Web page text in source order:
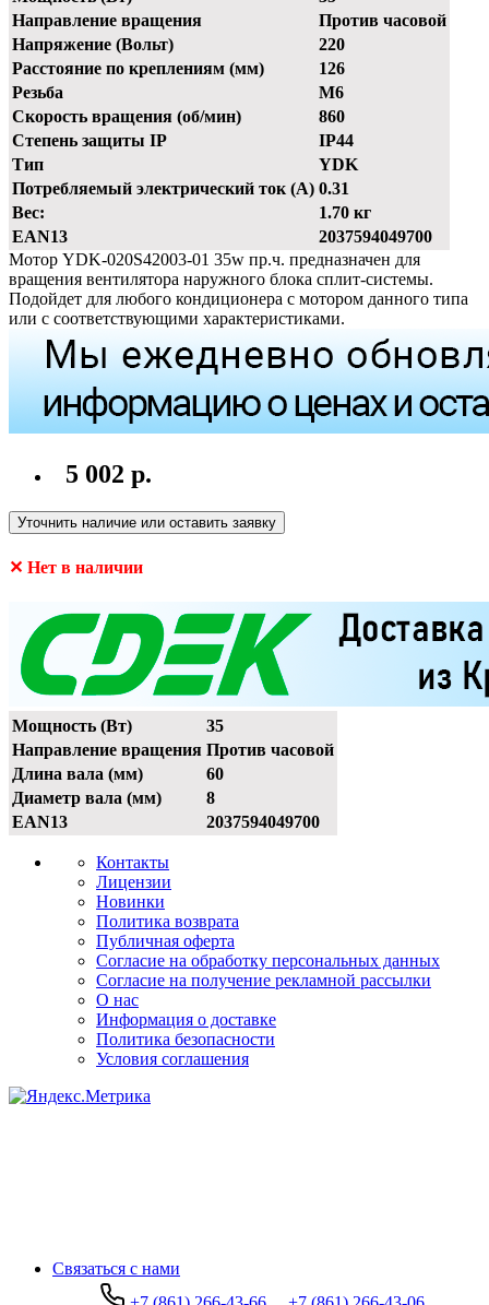
Направление вращения
Против часовой
Напряжение (Вольт)
220
Расстояние по креплениям (мм)
126
Резьба
М6
Скорость вращения (об/мин)
860
Степень защиты IP
IP44
Тип
YDK
Потребляемый электрический ток (А) 0.31
Вес:
1.70 кг
EAN13
2037594049700
Мотор YDK-020S42003-01 35w пр.ч. предназначен для
вращения вентилятора наружного блока сплит-системы.
Подойдет для любого кондиционера с мотором данного типа
или с соответствующими характеристиками.
5 002 р.
Уточнить наличие или оставить заявку
✕ Нет в наличии
Мощность (Вт)
35
Направление вращения Против часовой
Длина вала (мм)
60
Диаметр вала (мм)
8
EAN13
2037594049700
Контакты
Лицензии
Новинки
Политика возврата
Публичная оферта
Согласие на обработку персональных данных
Согласие на получение рекламной рассылки
О нас
Информация о доставке
Политика безопасности
Условия соглашения
Связаться с нами